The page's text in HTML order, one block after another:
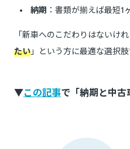
納期 ：書類が揃えば最短1
「新車へのこだわりはないけれ
たい 」という方に最適な選択肢
▼この記事で「納期と中